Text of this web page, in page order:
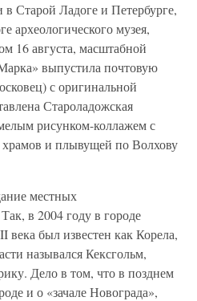
Старой Ладоге и Петербурге,
археологического музея,
16 августа, масштабной
выпустила почтовую
с оригинальной
Староладожская
рисунком-коллажем с
и плывущей по Волхову
местных
в 2004 году в городе
века был известен как Корела,
назывался Кексгольм,
Дело в том, что в позднем
и о «зачале Новограда»,